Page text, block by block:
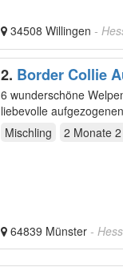
34508 Willingen -
2. Border Collie
6 wunderschöne Welpen
liebevolle
Zuhause…
Mischling 2 Monate
64839 Münster -